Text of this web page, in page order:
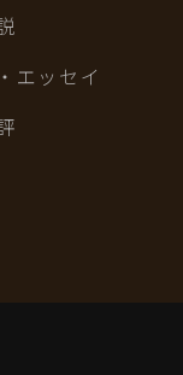
エッセイ